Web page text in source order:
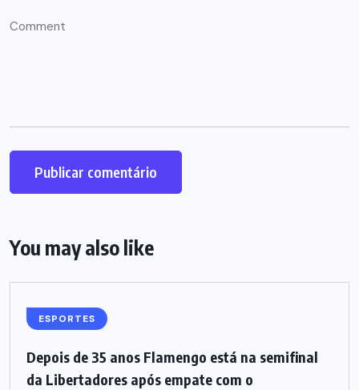
You may also like
ESPORTES
Depois de 35 anos Flamengo está na semifinal
da Libertadores após empate com o